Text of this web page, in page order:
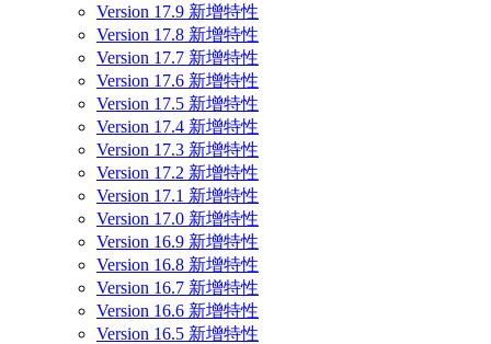
Version 17.9 新增特性
Version 17.8 新增特性
Version 17.7 新增特性
Version 17.6 新增特性
Version 17.5 新增特性
Version 17.4 新增特性
Version 17.3 新增特性
Version 17.2 新增特性
Version 17.1 新增特性
Version 17.0 新增特性
Version 16.9 新增特性
Version 16.8 新增特性
Version 16.7 新增特性
Version 16.6 新增特性
Version 16.5 新增特性